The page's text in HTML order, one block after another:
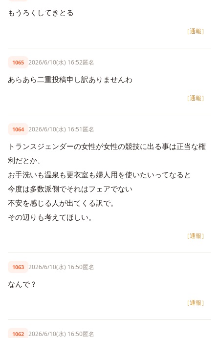
もうろくしてきとる
［通報］
1065 2026/6/10(水) 16:52匿名
あらあら二重投稿申し訳ありませんわ
［通報］
1064 2026/6/10(水) 16:51匿名
トランスジェンダーの女性が女性の競技に出る事は正当な権
利だとか、
お手洗いも温泉も更衣室も婦人用を使いたいってなると
今度は多数派側でそれはフェアでない
不安を感じる人が出てくる訳で。
その辺りも考えてほしい。
［通報］
1063 2026/6/10(水) 16:50匿名
なんで？
［通報］
1062 2026/6/10(水) 16:50匿名